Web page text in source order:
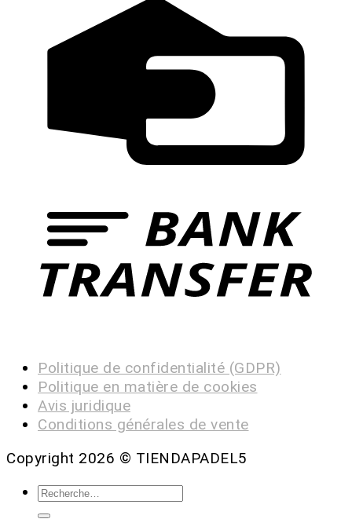
Politique de confidentialité (GDPR)
Politique en matière de cookies
Avis juridique
Conditions générales de vente
Copyright 2026 © TIENDAPADEL5